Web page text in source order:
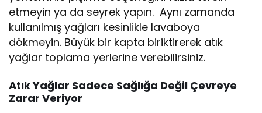
etmeyin ya da seyrek yapın. Aynı zamanda
kullanılmış yağları kesinlikle lavaboya
dökmeyin. Büyük bir kapta biriktirerek atık
yağlar toplama yerlerine verebilirsiniz.
Atık Yağlar Sadece Sağlığa Değil Çevreye
Zarar Veriyor